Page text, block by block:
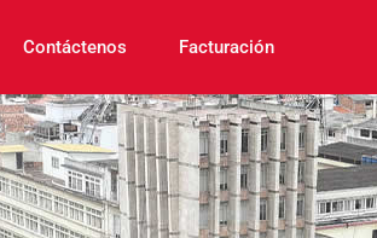
Contáctenos Facturación